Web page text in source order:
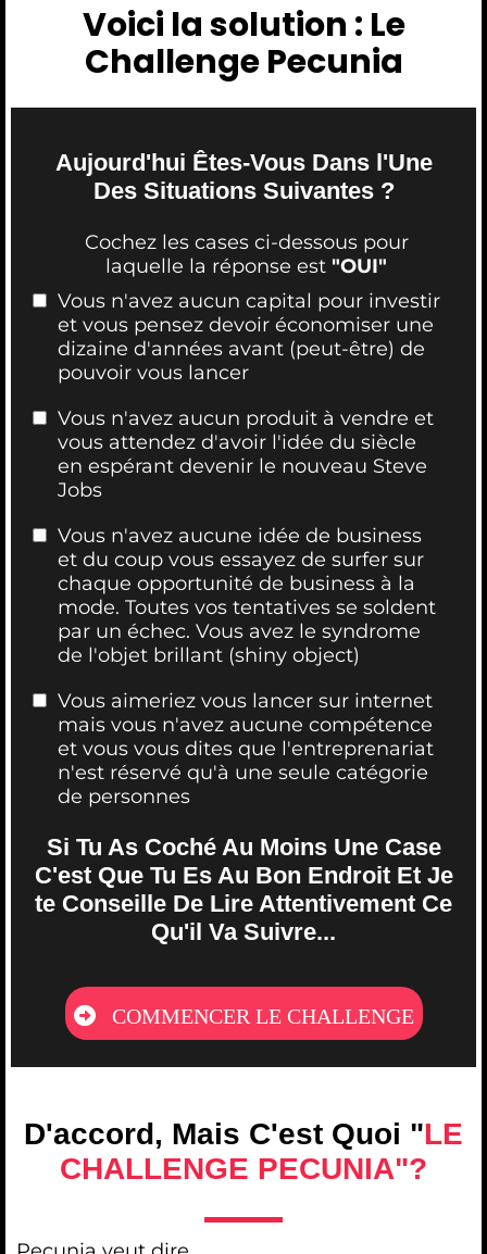
Voici la solution : Le
Challenge Pecunia
Aujourd'hui Êtes-Vous Dans l'Une
Des Situations Suivantes ?
Cochez les cases ci-dessous pour
laquelle la réponse est "OUI"
Vous n'avez aucun capital pour investir
et vous pensez devoir économiser une
dizaine d'années avant (peut-être) de
pouvoir vous lancer
Vous n'avez aucun produit à vendre et
vous attendez d'avoir l'idée du siècle
en espérant devenir le nouveau Steve
Jobs
Vous n'avez aucune idée de business
et du coup vous essayez de surfer sur
chaque opportunité de business à la
mode. Toutes vos tentatives se soldent
par un échec. Vous avez le syndrome
de l'objet brillant (shiny object)
Vous aimeriez vous lancer sur internet
mais vous n'avez aucune compétence
et vous vous dites que l'entreprenariat
n'est réservé qu'à une seule catégorie
de personnes
Si Tu As Coché Au Moins Une Case
C'est Que Tu Es Au Bon Endroit Et Je
te Conseille De Lire Attentivement Ce
Qu'il Va Suivre...
COMMENCER LE CHALLENGE
D'accord, Mais C'est Quoi "LE
CHALLENGE PECUNIA"?